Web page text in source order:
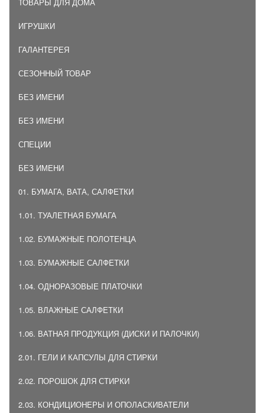
ИГРУШКИ
ГАЛАНТЕРЕЯ
СЕЗОННЫЙ ТОВАР
БЕЗ ИМЕНИ
БЕЗ ИМЕНИ
СПЕЦИИ
БЕЗ ИМЕНИ
01. БУМАГА, ВАТА, САЛФЕТКИ
1.01. ТУАЛЕТНАЯ БУМАГА
1.02. БУМАЖНЫЕ ПОЛОТЕНЦА
1.03. БУМАЖНЫЕ САЛФЕТКИ
1.04. ОДНОРАЗОВЫЕ ПЛАТОЧКИ
1.05. ВЛАЖНЫЕ САЛФЕТКИ
1.06. ВАТНАЯ ПРОДУКЦИЯ (ДИСКИ И ПАЛОЧКИ)
2.01. ГЕЛИ И КАПСУЛЫ ДЛЯ СТИРКИ
2.02. ПОРОШОК ДЛЯ СТИРКИ
2.03. КОНДИЦИОНЕРЫ И ОПОЛАСКИВАТЕЛИ